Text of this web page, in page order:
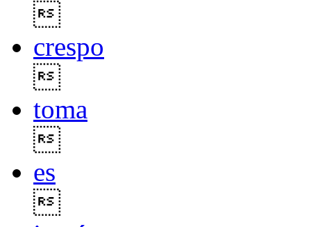
crespo
toma
es